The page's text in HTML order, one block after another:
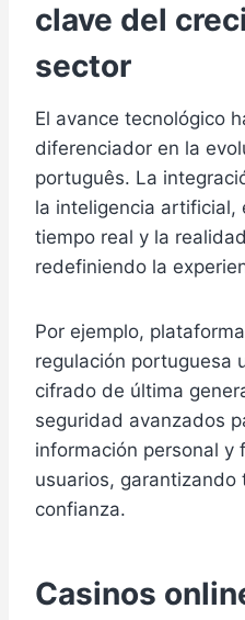
clave del
sector
El avance tecnológico
diferenciador en la
português. La
la inteligencia artificial,
tiempo real y la
redefiniendo la
Por ejemplo,
regulación portuguesa
cifrado de última
seguridad avanzados
información personal y
usuarios, garantizando
confianza.
Casinos